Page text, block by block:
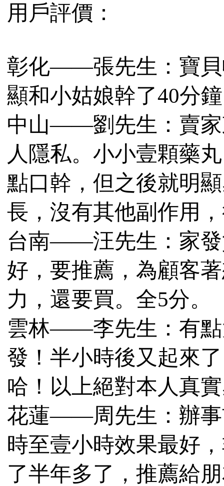
用戶評價：
彰化——張先生：寶貝
顯和小姑娘幹了40分
中山——劉先生：賣家
人隱私。小小壹顆藥
點口幹，但之後就明
長，沒有其他副作用
台南——汪先生：家發
好，要推薦，為顧客
力，還要買。全5分。
雲林——李先生：有點
發！半小時後又起來
哈！以上絕對本人真
花蓮——周先生：辦事
時至壹小時效果最好
了半年多了，推薦給